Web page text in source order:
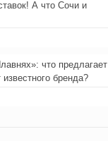
А что Сочи и
что предлагает
бренда?